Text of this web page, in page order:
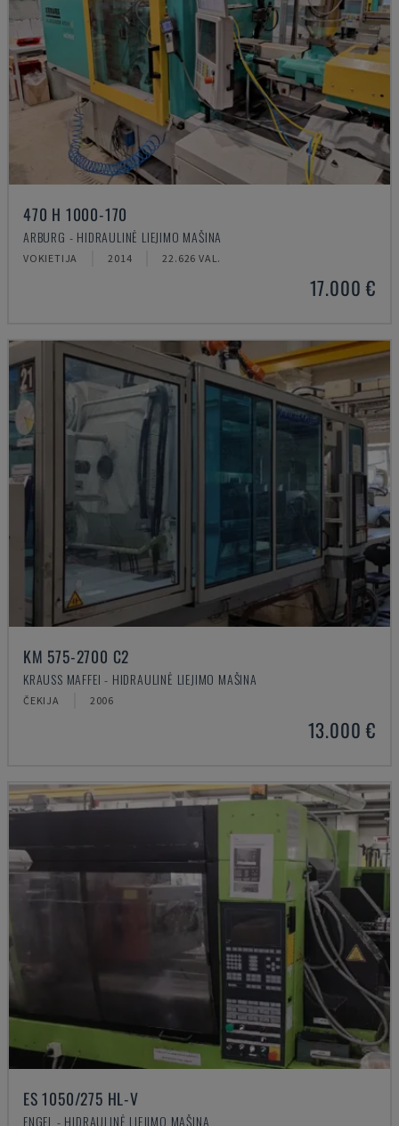
470 H 1000-170
ARBURG - HIDRAULINĖ LIEJIMO MAŠINA
VOKIETIJA 2014 22.626 VAL.
17.000 €
KM 575-2700 C2
KRAUSS MAFFEI - HIDRAULINĖ LIEJIMO MAŠINA
ČEKIJA 2006
13.000 €
ES 1050/275 HL-V
ENGEL - HIDRAULINĖ LIEJIMO MAŠINA